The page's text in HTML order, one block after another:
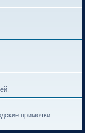
примочки